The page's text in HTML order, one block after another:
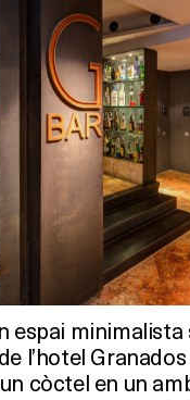
BARS
SPAS
SALES
espai
l’hotel
còctel en un